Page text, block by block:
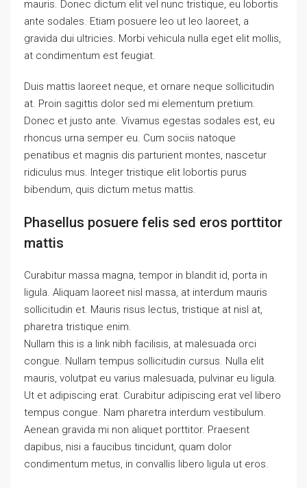
mauris. Donec dictum elit vel nunc tristique, eu lobortis
ante sodales. Etiam posuere leo ut leo laoreet, a
gravida dui ultricies. Morbi vehicula nulla eget elit mollis,
at condimentum est feugiat.
Duis mattis laoreet neque, et ornare neque sollicitudin
at. Proin sagittis dolor sed mi elementum pretium.
Donec et justo ante. Vivamus egestas sodales est, eu
rhoncus urna semper eu. Cum sociis natoque
penatibus et magnis dis parturient montes, nascetur
ridiculus mus. Integer tristique elit lobortis purus
bibendum, quis dictum metus mattis.
Phasellus posuere felis sed eros porttitor
mattis
Curabitur massa magna, tempor in blandit id, porta in
ligula. Aliquam laoreet nisl massa, at interdum mauris
sollicitudin et. Mauris risus lectus, tristique at nisl at,
pharetra tristique enim.
Nullam this is a link nibh facilisis, at malesuada orci
congue. Nullam tempus sollicitudin cursus. Nulla elit
mauris, volutpat eu varius malesuada, pulvinar eu ligula.
Ut et adipiscing erat. Curabitur adipiscing erat vel libero
tempus congue. Nam pharetra interdum vestibulum.
Aenean gravida mi non aliquet porttitor. Praesent
dapibus, nisi a faucibus tincidunt, quam dolor
condimentum metus, in convallis libero ligula ut eros.